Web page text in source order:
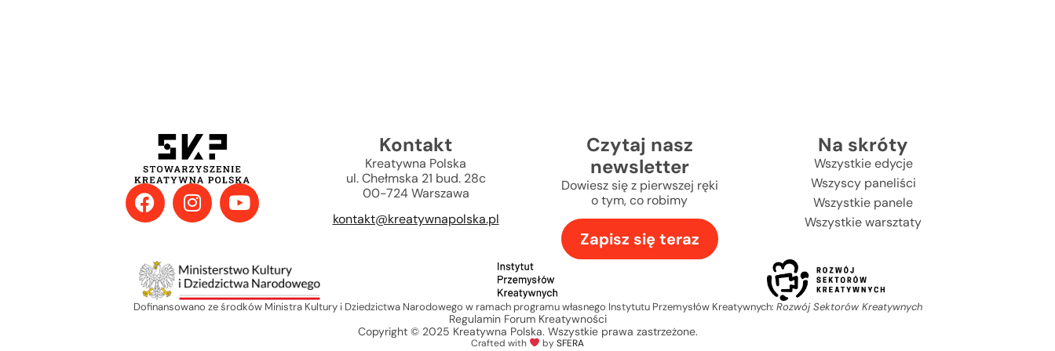
Kontakt
Kreatywna Polska
ul. Chełmska 21 bud. 28c
00-724 Warszawa
kontakt@kreatywnapolska.pl
Czytaj nasz
newsletter
Dowiesz się z pierwszej ręki
o tym, co robimy
Zapisz się teraz
Na skróty
Wszystkie edycje
Wszyscy paneliści
Wszystkie panele
Wszystkie warsztaty
Dofinansowano ze środków Ministra Kultury i Dziedzictwa Narodowego w ramach programu własnego Instytutu Przemysłów Kreatywnych: Rozwój Sektorów Kreatywnych
Regulamin Forum Kreatywności
Copyright © 2025 Kreatywna Polska. Wszystkie prawa zastrzeżone.
Crafted with bySFERA